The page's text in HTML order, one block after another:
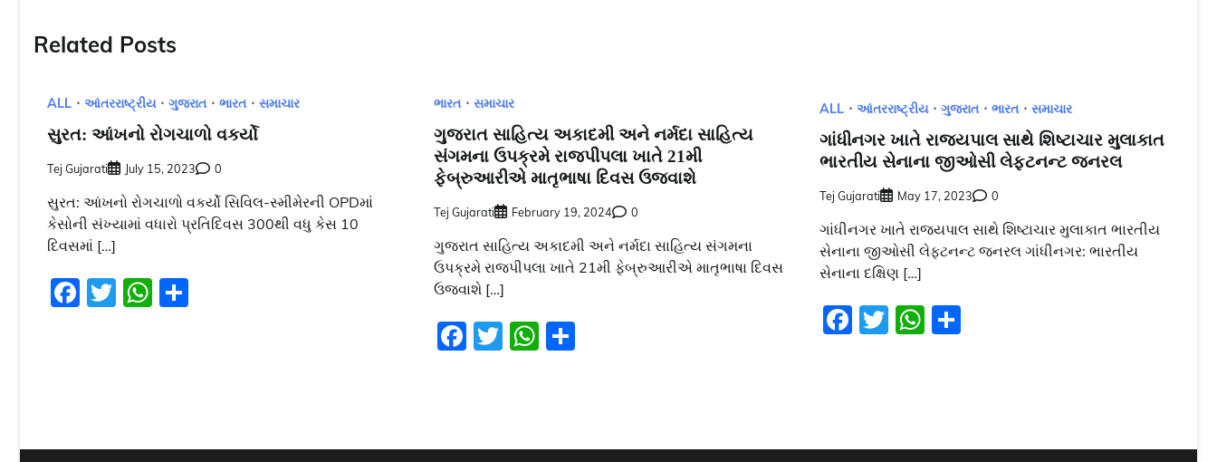
Related Posts
ALL આંતરરાષ્ટ્રીય ગુજરાત ભારત સમાચાર
સુરત: આંખનો રોગચાળો વકર્યો
Tej Gujarati July 15, 2023 0
સુરત: આંખનો રોગચાળો વકર્યો સિવિલ-સ્મીમેરની OPDમાં
કેસોની સંખ્યામાં વધારો પ્રતિદિવસ 300થી વધુ કેસ 10
દિવસમાં […]
Facebook
TwitterWhatsApp
ભારત સમાચાર
ગુજરાત સાહિત્ય અકાદમી અને નર્મદા સાહિત્ય
સંગમના ઉપક્રમે રાજપીપલા ખાતે 21મી
ફેબ્રુઆરીએ માતૃભાષા દિવસ ઉજવાશે
Tej Gujarati February 19, 2024 0
ગુજરાત સાહિત્ય અકાદમી અને નર્મદા સાહિત્ય સંગમના
ઉપક્રમે રાજપીપલા ખાતે 21મી ફેબ્રુઆરીએ માતૃભાષા દિવસ
ઉજવાશે […]
Facebook
TwitterWhatsApp
Share
ALL આંતરરાષ્ટ્રીય ગુજરાત ભારત સમાચાર
ગાંધીનગર ખાતે રાજ્યપાલ સાથે શિષ્ટાચાર મુલાકાત
ભારતીય સેનાના જીઓસી લેફ્ટનન્ટ જનરલ
Tej Gujarati May 17, 2023 0
ગાંધીનગર ખાતે રાજ્યપાલ સાથે શિષ્ટાચાર મુલાકાત ભારતીય
સેનાના જીઓસી લેફ્ટનન્ટ જનરલ ગાંધીનગર: ભારતીય
સેનાના દક્ષિણ […]
Facebook
TwitterWhatsApp